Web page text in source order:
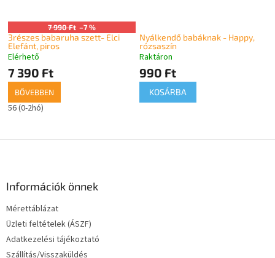
7 990 Ft –7 %
3részes babaruha szett- Elci
Elefánt, piros
A
termék
átlagos
értékelése
5-
csillag.
Elérhető
7 390 Ft
BŐVEBBEN
56 (0-2hó)
Nyálkendő babáknak - Happy,
rózsaszín
A
termék
átlagos
értékelése
5-
csillag.
Raktáron
990 Ft
KOSÁRBA
Információk önnek
Mérettáblázat
Üzleti feltételek (ÁSZF)
Adatkezelési tájékoztató
Szállítás/Visszaküldés